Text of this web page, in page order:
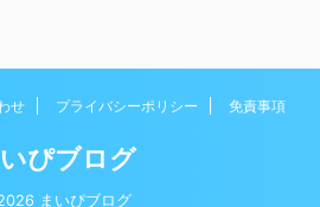
せ プライバシーポリシー 免責事項
ぴブログ
まいぴブログ